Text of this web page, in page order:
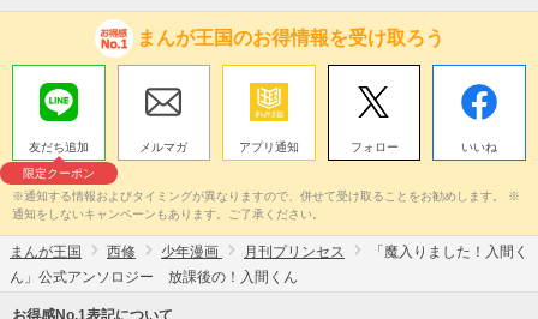
まんが王国のお得情報を受け取ろう
友だち追加
限定クーポン
メルマガ アプリ通知 フォロー いいね
※通知する情報およびタイミングが異なりますので、併せて受け取ることをお勧めします。 ※
通知をしないキャンペーンもあります。ご了承ください。
まんが王国 西修 少年漫画 月刊プリンセス
「魔入りました！入間く
ん」公式アンソロジー 放課後の！入間くん
お得感No.1表記について